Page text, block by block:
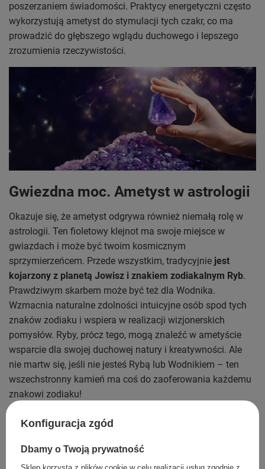
poszerzaniem świadomości. Praktycy energetyczni często
wykorzystują ametyst do stymulacji tych czakr, co ma
prowadzić do głębszego wglądu duchowego i lepszego
zrozumienia rzeczywistości.
Gwiezdna moc. Ametyst w astrologii
Okazuje się, że ametyst odgrywa również niemałą rolę w
astrologii. Ten fioletowy klejnot ma swoje miejsce w
gwiazdach i może być twoim kosmicznym
sprzymierzeńcem. Przede wszystkim, tradycyjnie jest
kojarzony z planetą Jowisz i znakiem zodiakalnym Ryb.
Prawdziwym skarbem może być też dla Wodnika.
Wzmacnia naturalne zdolności intuicyjne osób spod tych
znaków zodiaku i wspiera w realizacji wizjonerskich
pomysłów. Ryby, prócz tego, mogą znaleźć w ametyście
wsparcie dla swojej duchowej natury i kreatywności. Ale
nie martw się, jeśli nie jesteś Rybą lub Wodnikiem – ten
wszechstronny kamień ma coś do zaoferowania każdemu
znakowi zodiaku!
Baran
: ametyst może pomóc w okiełznaniu
spokoju i refleksji.
Byk: dla tego ziemskiego znaku, ametyst może
Konfiguracja zgód
Dbamy o Twoją prywatność